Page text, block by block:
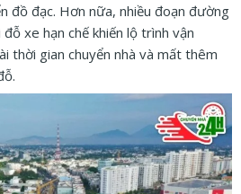
đồ đạc. Hơn nữa, nhiều đoạn đường
xe hạn chế khiến lộ trình vận
thời gian chuyển nhà và mất thêm